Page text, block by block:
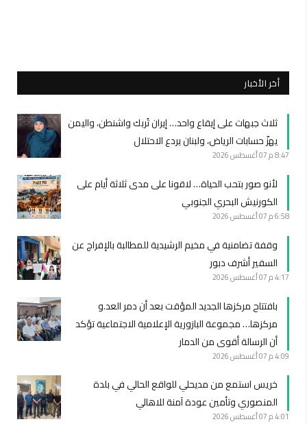
أخر الأخبار
ثلاث جبهات على إيقاع واحد… إيران تُربك واشنطن، واليمن
يهزّ حسابات الرياض، ولبنان يردع الاحتلال
8:47 م 07 أغسطس 2026
لأنو صور بتحب الحياة… لاقونا على مدى ثلاثة أيام على
الكورنيش البحري الجنوبي
6:58 م 07 أغسطس 2026
وقفة تضامنية في مخيم الرشيدية للمطالبة بالإفراج عن
السفير أشرف دبور
4:17 م 07 أغسطس 2026
بافتتاح مركزها الجديد المؤقت بعد أن دمر العد.و
مركزها… مجموعة البازورية الإعلامية الاجتماعية تؤكد
أن الرسالة أقوى من الدمار
4:09 م 07 أغسطس 2026
خريس استمع من مديحلي للواقع الحالي في بلدة
المنصوري وتأمين عودة آمنة للاهالي
4:01 م 07 أغسطس 2026